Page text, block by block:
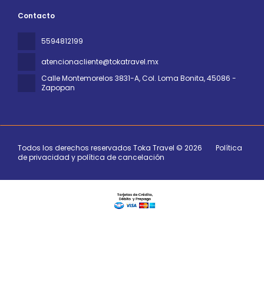
Contacto
5594812199
atencionacliente@tokatravel.mx
Calle Montemorelos 3831-A, Col. Loma Bonita, 45086 -
Zapopan
Todos los derechos reservados Toka Travel © 2026
Política
de privacidad y política de cancelación